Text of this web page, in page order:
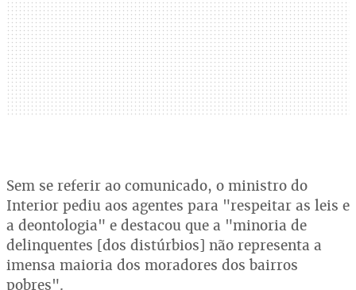
Sem se referir ao comunicado, o ministro do
Interior pediu aos agentes para "respeitar as leis e
a deontologia" e destacou que a "minoria de
delinquentes [dos distúrbios] não representa a
imensa maioria dos moradores dos bairros
pobres".